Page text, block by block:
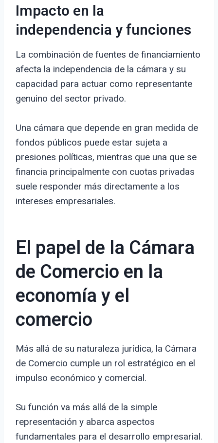
Impacto en la
independencia y funciones
La combinación de fuentes de financiamiento
afecta la independencia de la cámara y su
capacidad para actuar como representante
genuino del sector privado.
Una cámara que depende en gran medida de
fondos públicos puede estar sujeta a
presiones políticas, mientras que una que se
financia principalmente con cuotas privadas
suele responder más directamente a los
intereses empresariales.
El papel de la Cámara
de Comercio en la
economía y el
comercio
Más allá de su naturaleza jurídica, la Cámara
de Comercio cumple un rol estratégico en el
impulso económico y comercial.
Su función va más allá de la simple
representación y abarca aspectos
fundamentales para el desarrollo empresarial.